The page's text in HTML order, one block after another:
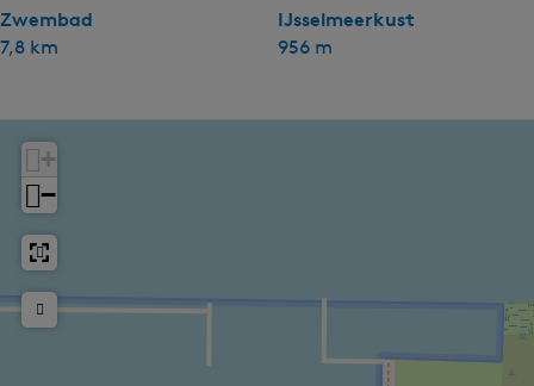
Zwembad
7,8 km
IJsselmeerkust
956 m
+
−